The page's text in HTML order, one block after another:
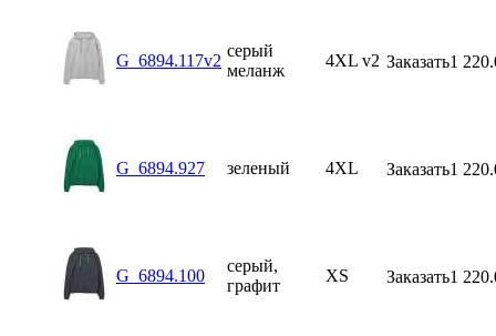
G_6894.117v2
серый
меланж
4XL v2 Заказать1
G_6894.927 зеленый 4XL Заказать1
G_6894.100
серый,
графит
XS Заказать1